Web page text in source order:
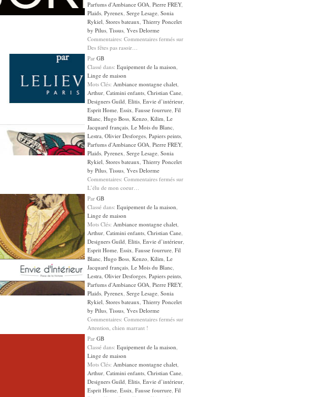
Parfums d'Ambiance GOA, Pierre FREY,
Plaids, Pyrenex, Serge Lesage, Sonia
Rykiel, Stores bateaux, Thierry Poncelet
by Pilus, Tissus, Yves Delorme
Commentaires: Commentaires fermés sur
Des fêtes pas rasoir…
Par GB
Classé dans: Equipement de la maison,
Linge de maison
Mots Clés: Ambiance montagne chalet,
Arthur, Catimini enfants, Christian Cane,
Designers Guild, Elitis, Envie d’intérieur,
Esprit Home, Essix, Fausse fourrure, Fil
Blanc, Hugo Boss, Kenzo, Kilim, Le
Jacquard français, Le Mois du Blanc,
Lestra, Olivier Desforges, Papiers peints,
Parfums d'Ambiance GOA, Pierre FREY,
Plaids, Pyrenex, Serge Lesage, Sonia
Rykiel, Stores bateaux, Thierry Poncelet
by Pilus, Tissus, Yves Delorme
Commentaires: Commentaires fermés sur
L’élu de mon coeur…
Par GB
Classé dans: Equipement de la maison,
Linge de maison
Mots Clés: Ambiance montagne chalet,
Arthur, Catimini enfants, Christian Cane,
Designers Guild, Elitis, Envie d’intérieur,
Esprit Home, Essix, Fausse fourrure, Fil
Blanc, Hugo Boss, Kenzo, Kilim, Le
Jacquard français, Le Mois du Blanc,
Lestra, Olivier Desforges, Papiers peints,
Parfums d'Ambiance GOA, Pierre FREY,
Plaids, Pyrenex, Serge Lesage, Sonia
Rykiel, Stores bateaux, Thierry Poncelet
by Pilus, Tissus, Yves Delorme
Commentaires: Commentaires fermés sur
Attention, chien marrant !
Par GB
Classé dans: Equipement de la maison,
Linge de maison
Mots Clés: Ambiance montagne chalet,
Arthur, Catimini enfants, Christian Cane,
Designers Guild, Elitis, Envie d’intérieur,
Esprit Home, Essix, Fausse fourrure, Fil